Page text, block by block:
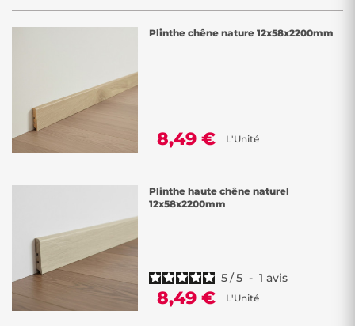
Plinthe chêne nature 12x58x2200mm
8,49 € L'Unité
Plinthe haute chêne naturel
12x58x2200mm
5/5 - 1 avis
8,49 € L'Unité